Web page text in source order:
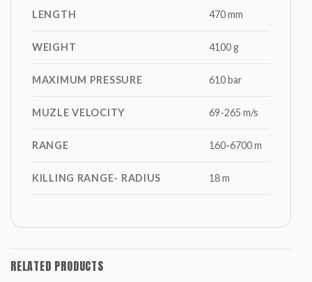
LENGTH 470 mm
WEIGHT 4100 g
MAXIMUM PRESSURE 610 bar
MUZLE VELOCITY 69-265 m/s
RANGE 160-6700 m
KILLING RANGE- RADIUS 18 m
RELATED PRODUCTS